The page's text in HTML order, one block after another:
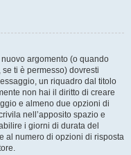
argomento (o quando
ti è permesso) dovresti
un riquadro dal titolo
non hai il diritto di creare
e almeno due opzioni di
nell’apposito spazio e
i giorni di durata del
al numero di opzioni di risposta